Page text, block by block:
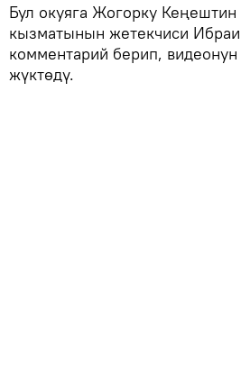
Бул окуяга Жогорку
кызматынын жетекчиси
комментарий берип,
жүктөдү.